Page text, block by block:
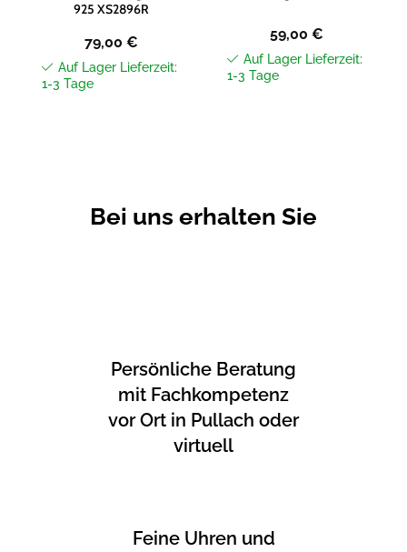
925 XS2896R
79,00 €
Auf Lager Lieferzeit:
1-3 Tage
59,00 €
Auf Lager Lieferzeit:
1-3 Tage
Bei uns erhalten Sie
Persönliche Beratung
mit Fachkompetenz
vor Ort in Pullach oder
virtuell
Feine Uhren und